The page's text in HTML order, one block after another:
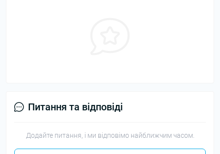
Питання та відповіді
Додайте питання, і ми відповімо найближчим часом.